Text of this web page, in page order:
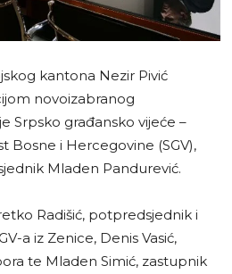
kantona Nezir Pivić
novoizabranog
Srpsko građansko vijeće –
Bosne i Hercegovine (SGV),
Mladen Pandurević.
Radišić, potpredsjednik i
a iz Zenice, Denis Vasić,
te Mladen Simić, zastupnik